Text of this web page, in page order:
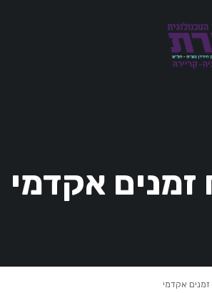
זמנים אקדמי
זמנים אקדמי